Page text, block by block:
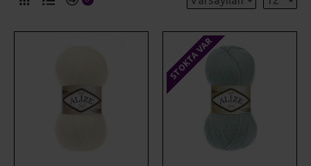
STOKTA VAR